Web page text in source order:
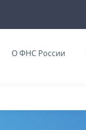
О ФНС России